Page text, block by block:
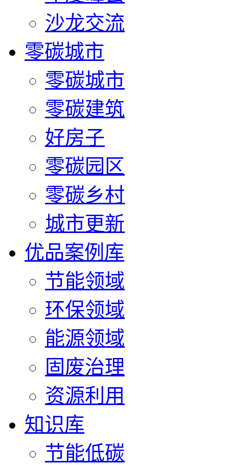
沙龙交流
零碳城市
零碳城市
零碳建筑
好房子
零碳园区
零碳乡村
城市更新
优品案例库
节能领域
环保领域
能源领域
固废治理
资源利用
知识库
节能低碳